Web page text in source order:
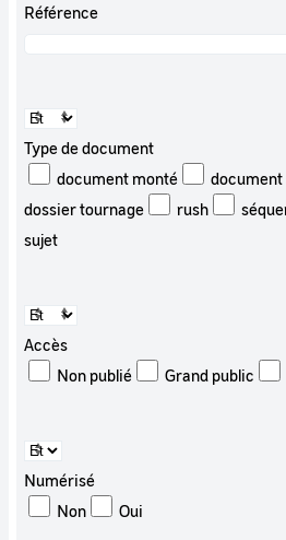
Référence
Type de document
document monté
dossier tournage
rush
sujet
Accès
Non publié
Grand public
Numérisé
Non
Oui